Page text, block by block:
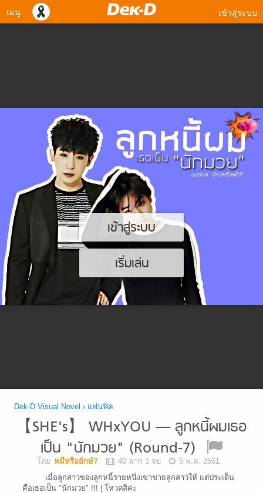
เมนู เข้าสู่ระบบ
เข้าสู่ระบบ
เริ่มเล่น
Dek-D Visual Novel › แฟนฟิค
【SHE's】 WHxYOU — ลูกหนี้ผมเธอ
เป็น "นักมวย" (Round-7)
โดย หมีหรือยักษ์? 40 ฉาก 1 จบ
5 พ.ค. 2561
เมื่อลูกสาวของลูกหนี้รายหนึ่งเขาขายลูกสาวให้ แต่ประเด็น
คือเธอเป็น "นักมวย" !!! | โหวตสิค่ะ